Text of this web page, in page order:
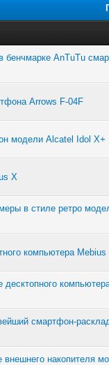
бенчмарке AnTuTu
Arrows F-04F
модели Alcatel Idol X+
X
в стиле ретро
компьютера Mebius
десктопного
смартфон-
накопителя